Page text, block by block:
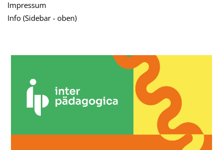
Impressum
Info (Sidebar - oben)